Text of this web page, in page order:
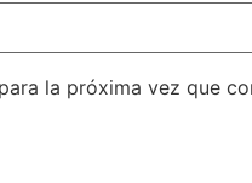
la próxima vez que